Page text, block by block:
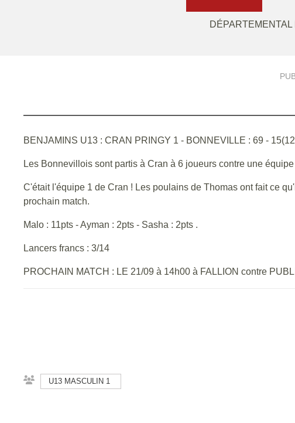
BENJAMINS U13 : CRAN PRINGY 1 - BONNEVILLE : 69 -
Les Bonnevillois sont partis à Cran à 6 joueurs contre une
C'était l'équipe 1 de Cran ! Les poulains de Thomas ont fait ce
prochain match.
Malo : 11pts - Ayman : 2pts - Sasha : 2pts .
Lancers francs : 3/14
PROCHAIN MATCH : LE 21/09 à 14h00 à FALLION contre
U13 MASCULIN 1